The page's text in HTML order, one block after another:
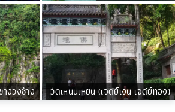
างวงช้าง วัดเหนินเหยิน (เจดีย์เงิน เจดีย์ทอง)